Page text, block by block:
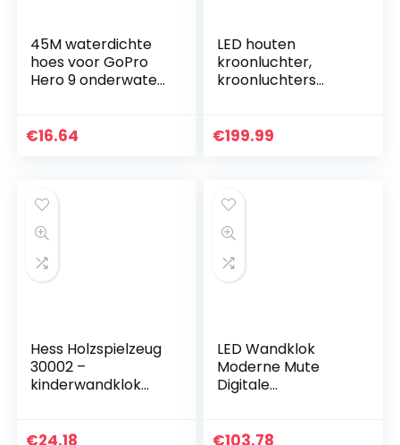
45M waterdichte
hoes voor GoPro
Hero 9 onderwater
behuizing Case
€16.64
LED houten
kroonluchter,
kroonluchters
eetkamer, voor
€199.99
Hess Holzspielzeug
30002 –
kinderwandklok
€24.18
LED Wandklok
Moderne Mute
Digitale
Elektronische
€103.78